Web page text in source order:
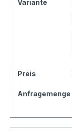
Variante
Preis
Anfragemenge